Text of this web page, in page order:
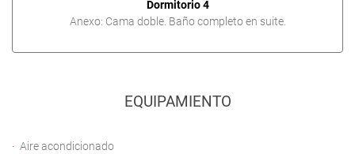
Dormitorio 4
Anexo: Cama doble. Baño completo en suite.
EQUIPAMIENTO
Aire acondicionado